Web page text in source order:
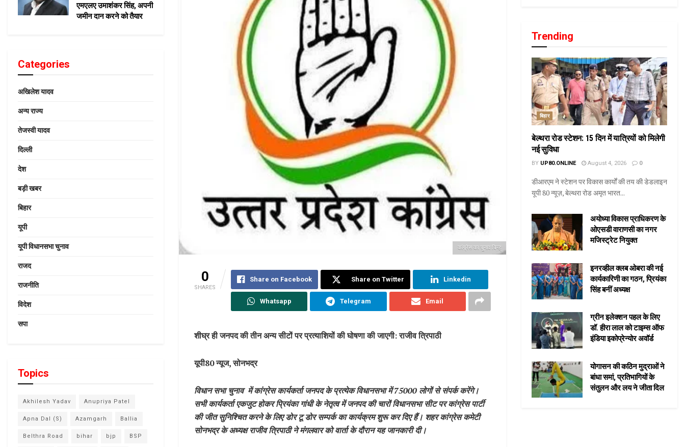
कांग्रेस का चुनाव चिन्ह्
0
SHARES
Share on Facebook Share on Twitter Linkedin
Whatsapp Telegram Email
शीघ्र ही जनपद की तीन अन्य सीटों पर प्रत्याशियों की घोषणा की जाएगी: राजीव त्रिपाठी
यूपी80 न्यूज, सोनभद्र
विधान सभा चुनाव में कांग्रेस कार्यकर्ता जनपद के प्रत्येक विधानसभा में 75000 लोगों से संपर्क करेंगे।
सभी कार्यकर्ता एकजुट होकर प्रियंका गांधी के नेतृत्व में जनपद की चारों विधानसभा सीट पर कांग्रेस पार्टी
की जीत सुनिश्चित करने के लिए डोर टू डोर सम्पर्क का कार्यक्रम शुरू कर दिए हैं। शहर कांग्रेस कमेटी
सोनभद्र के अध्यक्ष राजीव त्रिपाठी ने मंगलवार को वार्ता के दौरान यह जानकारी दी।
एमएलए उमाशंकर सिंह, अपनी
जमीन दान करने को तैयार
Categories
अखिलेश यादव
अन्य राज्य
तेजस्वी यादव
दिल्ली
देश
बड़ी खबर
बिहार
यूपी
यूपी विधानसभा चुनाव
राजद
राजनीति
विदेश
सपा
Topics
Akhilesh Yadav Anupriya Patel
Apna Dal (S) Azamgarh Ballia
Belthra Road bihar bjp BSP
Trending
बिहार
बेल्थरा रोड स्टेशन: 15 दिन में यात्रियों को मिलेगी
नई सुविधा
BY UP80.ONLINE August 4, 2026 0
डीआरएम ने स्टेशन पर विकास कार्यों की तय की डेडलाइन
यूपी 80 न्यूज़, बेल्थरा रोड अमृत भारत...
अयोध्या विकास प्राधिकरण के
ओएसडी वाराणसी का नगर
मजिस्ट्रेट नियुक्त
इनरव्हील क्लब ओबरा की नई
कार्यकारिणी का गठन, प्रियंका
सिंह बनीं अध्यक्ष
ग्रीन इलेक्शन पहल के लिए
डॉ. हीरा लाल को टाइम्स ऑफ
इंडिया इकोप्रेन्योर अवॉर्ड
योगासन की कठिन मुद्राओं ने
बांधा समां, प्रतिभागियों के
संतुलन और लय ने जीता दिल